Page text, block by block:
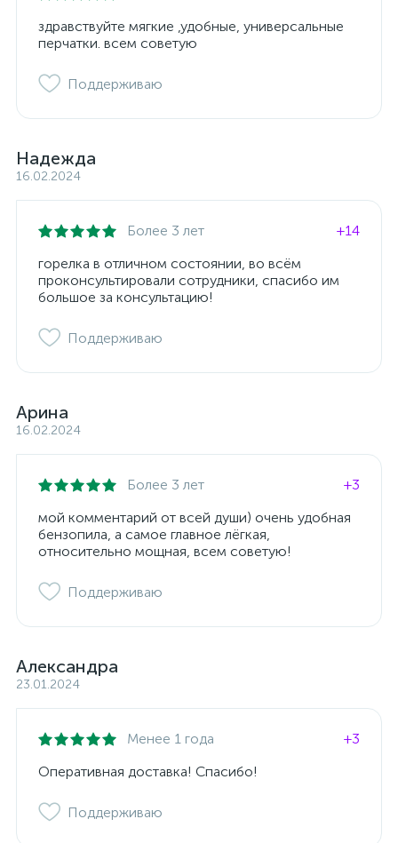
здравствуйте мягкие ,удобные, универсальные
перчатки. всем советую
Поддерживаю
Надежда
16.02.2024
Более 3 лет
+14
горелка в отличном состоянии, во всём
проконсультировали сотрудники, спасибо им
большое за консультацию!
Поддерживаю
Арина
16.02.2024
Более 3 лет
+3
мой комментарий от всей души) очень удобная
бензопила, а самое главное лёгкая,
относительно мощная, всем советую!
Поддерживаю
Александра
23.01.2024
Менее 1 года
+3
Оперативная доставка! Спасибо!
Поддерживаю